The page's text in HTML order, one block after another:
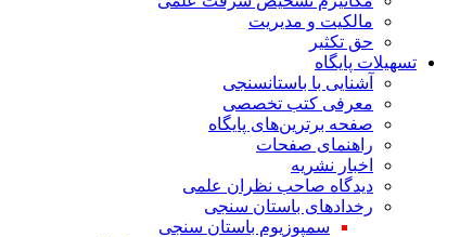
مالکیت و مدیریت
حق تکثیر
تسهیلات پایگاه
آشنایی با باستانسنجی
معرفی کتب تخصصی
صفحه برترین‌های پایگاه
راهنمای صفحات
اخبار نشریه
دیدگاه صاحب نظران علمی
رخدادهای باستان سنجی
سمپوزیوم باستان سنجی